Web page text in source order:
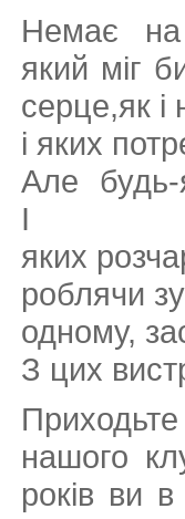
Немає на
який міг
серце,як і
і яких
Але будь-
І
яких
роблячи
одному,
З цих
нашого
років ви